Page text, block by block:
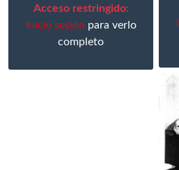
Acceso restringido:
Inicie sesión para verlo
completo